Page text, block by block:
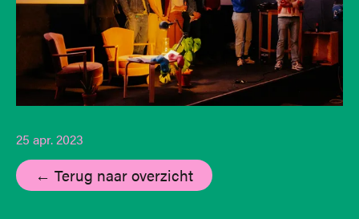
25 apr. 2023
← Terug naar overzicht